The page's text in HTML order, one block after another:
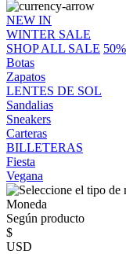
NEW IN
WINTER SALE
SHOP ALL SALE
Botas
Zapatos
LENTES DE SOL
Sandalias
Sneakers
Carteras
BILLETERAS
Fiesta
Vegana
Moneda
Según producto
$
USD